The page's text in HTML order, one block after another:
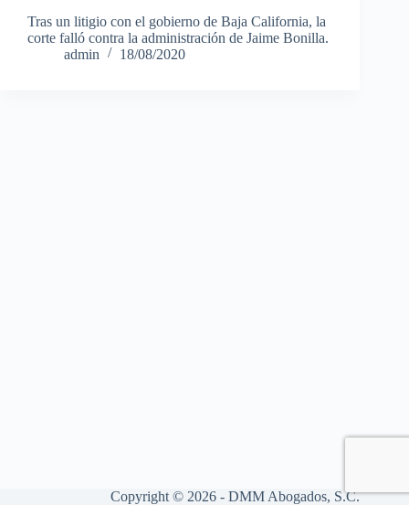
Tras un litigio con el gobierno de Baja California, la
corte falló contra la administración de Jaime Bonilla.
admin
18/08/2020
Copyright © 2026 - DMM Abogados, S.C.